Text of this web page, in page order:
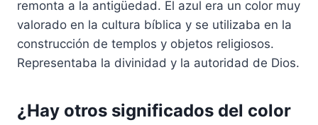
remonta a la antigüedad. El azul era un color muy
valorado en la cultura bíblica y se utilizaba en la
construcción de templos y objetos religiosos.
Representaba la divinidad y la autoridad de Dios.
¿Hay otros significados del color